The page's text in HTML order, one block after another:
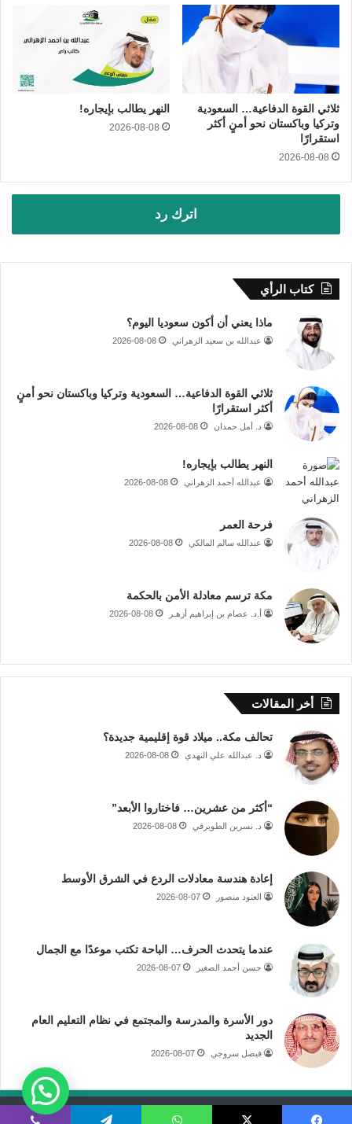
ثلاثي القوة الدفاعية… السعودية
وتركيا وباكستان نحو أمنٍ أكثر
استقرارًا
2026-08-08
النهر يطالب بإيجاره!
2026-08-08
اترك رد
كتاب الرأي
ماذا يعني أن أكون سعوديا اليوم؟
عبدالله بن سعيد الزهراني 2026-08-08
ثلاثي القوة الدفاعية… السعودية وتركيا وباكستان نحو أمنٍ
أكثر استقرارًا
د. أمل حمدان 2026-08-08
النهر يطالب بإيجاره!
عبدالله أحمد الزهراني 2026-08-08
فرحة العمر
عبدالله سالم المالكي 2026-08-08
مكة ترسم معادلة الأمن بالحكمة
أ.د. عصام بن إبراهيم أزهـر 2026-08-08
أخر المقالات
تحالف مكة.. ميلاد قوة إقليمية جديدة؟
د. عبدالله علي النهدي 2026-08-08
“أكثر من عشرين… فاختاروا الأبعد”
د. نسرين الطويرقي 2026-08-08
إعادة هندسة معادلات الردع في الشرق الأوسط
العنود منصور 2026-08-07
عندما يتحدث الحرف… الباحة تكتب موعدًا مع الجمال
حسن أحمد الصغير 2026-08-07
دور الأسرة والمدرسة والمجتمع في نظام التعليم العام
الجديد
فيصل سروجي 2026-08-07